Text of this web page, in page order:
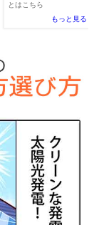
とはこちら
もっと見る »